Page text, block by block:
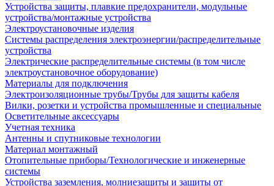
Устройства защиты, плавкие предохранители, модульные
устройства/монтажные устройства
Электроустановочные изделия
Системы распределения электроэнергии/распределительные
устройства
Электрические распределительные системы (в том числе
электроустановочное оборудование)
Материалы для подключения
Электроизоляционные трубы/Трубы для защиты кабеля
Вилки, розетки и устройства промышленные и специальные
Осветительные аксессуары
Учетная техника
Антенны и спутниковые технологии
Материал монтажный
Отопительные приборы/Технологические и инженерные
системы
Устройства заземления, молниезащиты и защиты от